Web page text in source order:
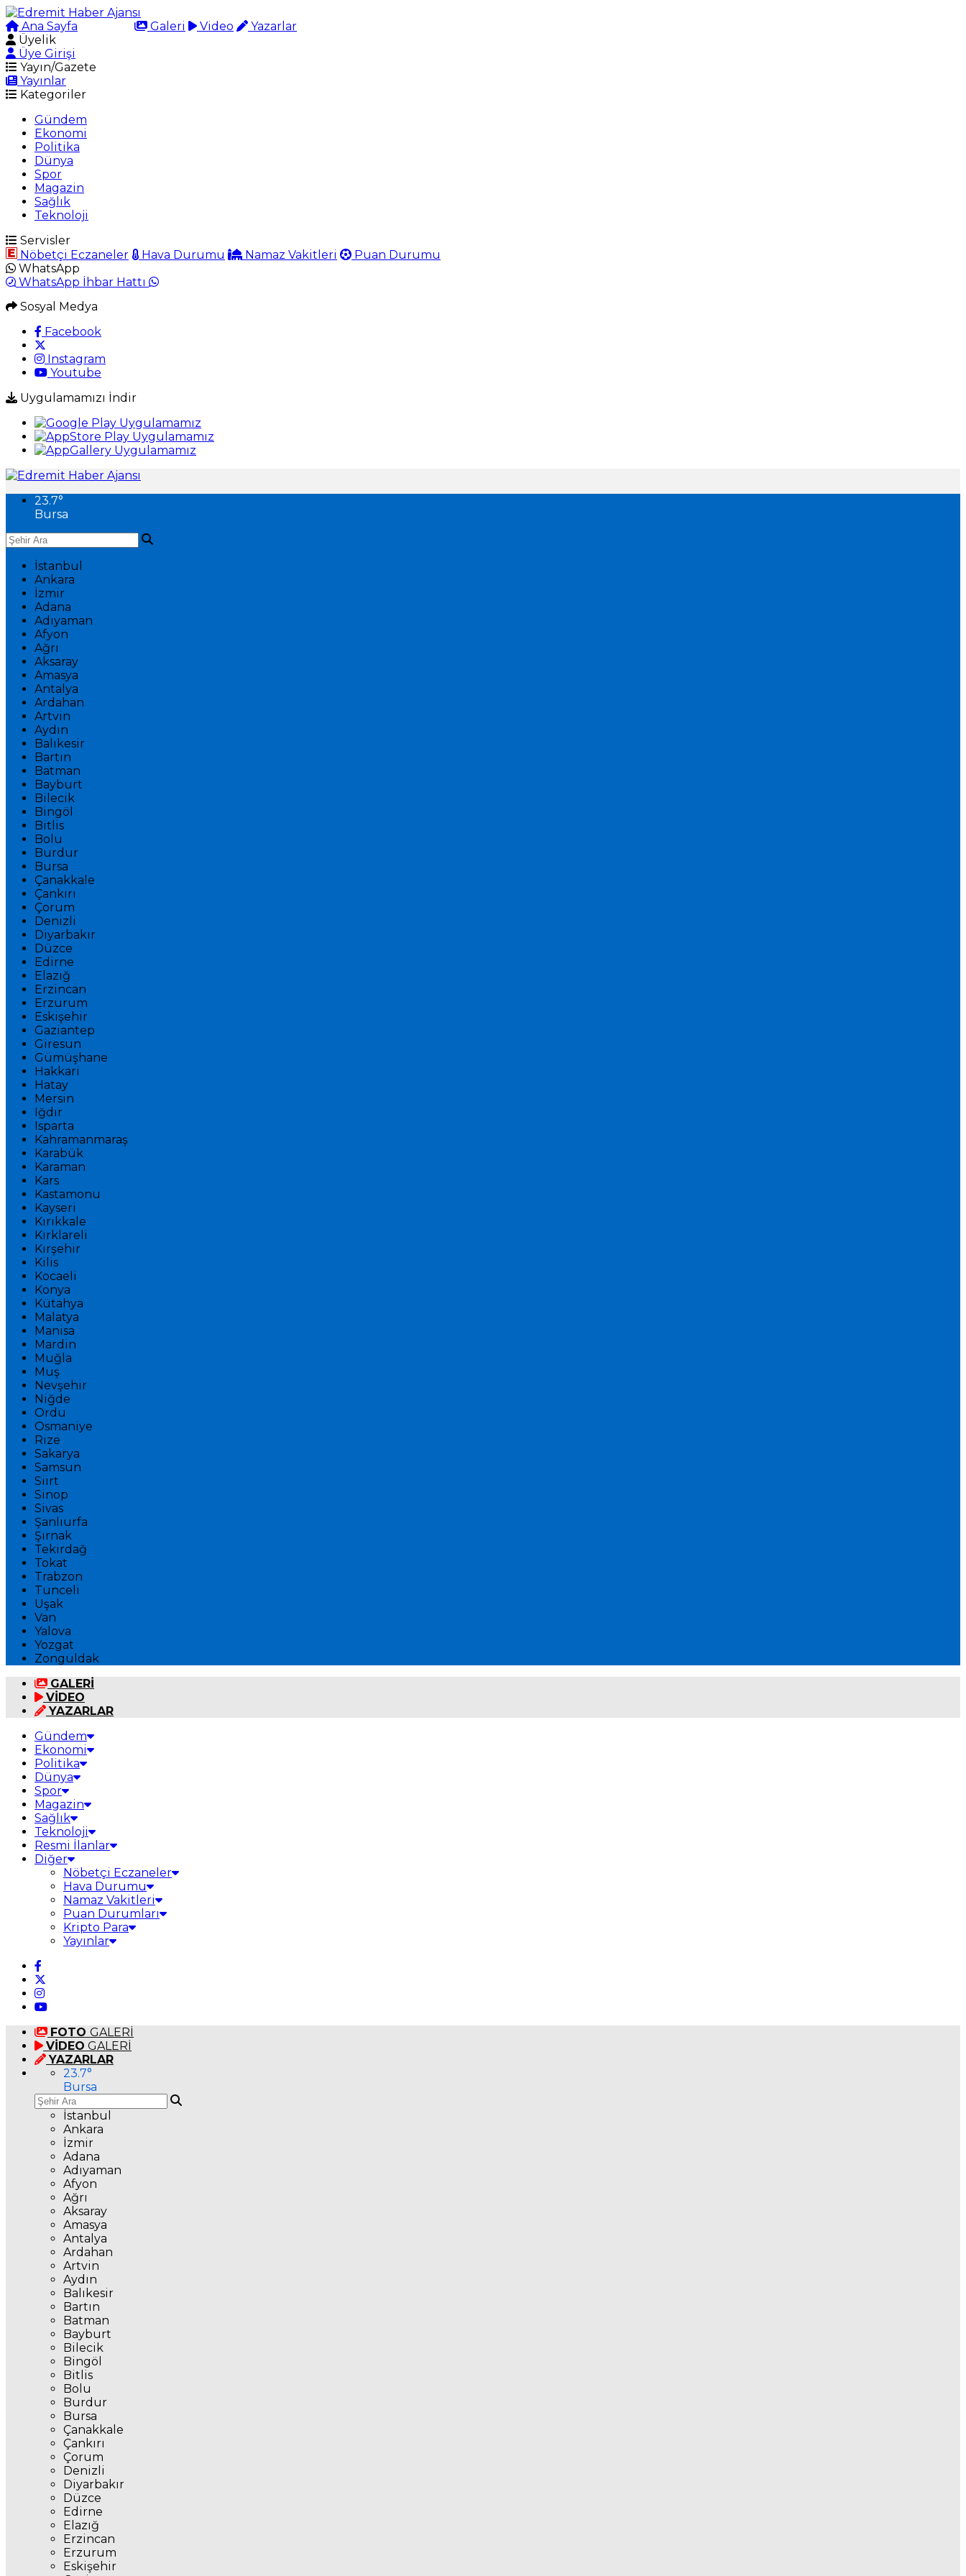
Ana Sayfa Galeri Video
Yazarlar
Üyelik
Üye Girişi
Yayın/Gazete
Yayınlar
Kategoriler
Gündem
Ekonomi
Politika
Dünya
Spor
Magazin
Sağlık
Teknoloji
Servisler
Nöbetçi Eczaneler
Hava Durumu Namaz Vakitleri
Puan Durumu
WhatsApp
WhatsApp İhbar Hattı
Sosyal Medya
Facebook
Instagram
Youtube
Uygulamamızı İndir
23.7°
Bursa
İstanbul
Ankara
İzmir
Adana
Adıyaman
Afyon
Ağrı
Aksaray
Amasya
Antalya
Ardahan
Artvin
Aydın
Balıkesir
Bartın
Batman
Bayburt
Bilecik
Bingöl
Bitlis
Bolu
Burdur
Bursa
Çanakkale
Çankırı
Çorum
Denizli
Diyarbakır
Düzce
Edirne
Elazığ
Erzincan
Erzurum
Eskişehir
Gaziantep
Giresun
Gümüşhane
Hakkari
Hatay
Mersin
Iğdır
Isparta
Kahramanmaraş
Karabük
Karaman
Kars
Kastamonu
Kayseri
Kırıkkale
Kırklareli
Kırşehir
Kilis
Kocaeli
Konya
Kütahya
Malatya
Manisa
Mardin
Muğla
Muş
Nevşehir
Niğde
Ordu
Osmaniye
Rize
Sakarya
Samsun
Siirt
Sinop
Sivas
Şanlıurfa
Şırnak
Tekirdağ
Tokat
Trabzon
Tunceli
Uşak
Van
Yalova
Yozgat
Zonguldak
GALERİ
VİDEO
YAZARLAR
Gündem
Ekonomi
Politika
Dünya
Spor
Magazin
Sağlık
Teknoloji
Resmi İlanlar
Diğer
Nöbetçi Eczaneler
Hava Durumu
Namaz Vakitleri
Puan Durumları
Kripto Para
Yayınlar
FOTO GALERİ
VİDEO GALERİ
YAZARLAR
23.7°
Bursa
İstanbul
Ankara
İzmir
Adana
Adıyaman
Afyon
Ağrı
Aksaray
Amasya
Antalya
Ardahan
Artvin
Aydın
Balıkesir
Bartın
Batman
Bayburt
Bilecik
Bingöl
Bitlis
Bolu
Burdur
Bursa
Çanakkale
Çankırı
Çorum
Denizli
Diyarbakır
Düzce
Edirne
Elazığ
Erzincan
Erzurum
Eskişehir